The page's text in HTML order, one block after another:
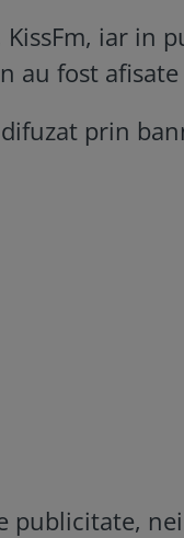
iar in
au fost
prin
publicitate,